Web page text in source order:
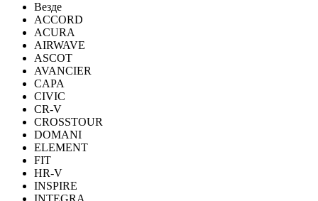
Везде
ACCORD
ACURA
AIRWAVE
ASCOT
AVANCIER
CAPA
CIVIC
CR-V
CROSSTOUR
DOMANI
ELEMENT
FIT
HR-V
INSPIRE
INTEGRA